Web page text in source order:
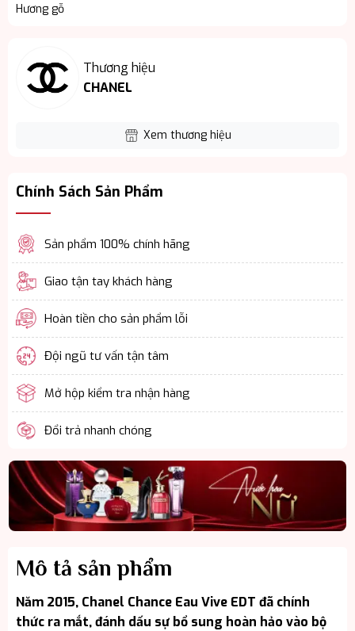
Hương gỗ
Thương hiệu
CHANEL
Xem thương hiệu
Chính Sách Sản Phẩm
Sản phẩm 100% chính hãng
Giao tận tay khách hàng
Hoàn tiền cho sản phẩm lỗi
Đội ngũ tư vấn tận tâm
Mở hộp kiểm tra nhận hàng
Đổi trả nhanh chóng
Mô tả sản phẩm
Năm 2015, Chanel Chance Eau Vive EDT đã chính
thức ra mắt, đánh dấu sự bổ sung hoàn hảo vào bộ